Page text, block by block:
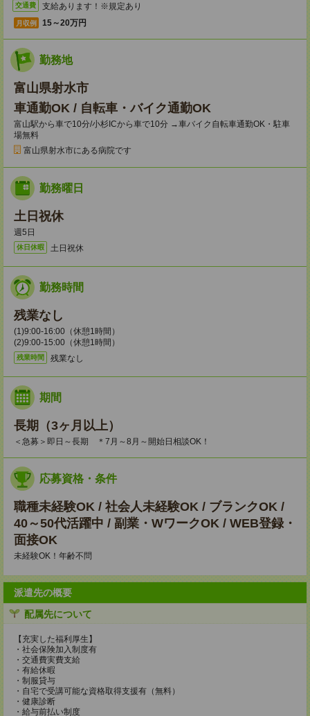
交通費 支給あります！※規定あり
月収例 15～20万円
勤務地
富山県射水市
車通勤OK / 自転車・バイク通勤OK
富山駅から車で10分/小杉ICから車で10分 →車バイク自転車通勤OK・駐車
場無料
富山県射水市にある病院です
勤務曜日
土日祝休
週5日
休日休暇 土日祝休
勤務時間
残業なし
(1)9:00-16:00（休憩1時間）
(2)9:00-15:00（休憩1時間）
残業時間 残業なし
期間
長期（3ヶ月以上）
＜急募＞即日～長期 ＊7月～8月～開始日相談OK！
応募資格・条件
職種未経験OK / 社会人未経験OK / ブランクOK /
40～50代活躍中 / 副業・WワークOK / WEB登録・
面接OK
未経験OK！年齢不問
派遣先の概要
配属先について
【充実した福利厚生】
・社会保険加入制度有
・交通費実費支給
・有給休暇
・制服貸与
・自宅で受講可能な資格取得支援有（無料）
・健康診断
・給与前払い制度